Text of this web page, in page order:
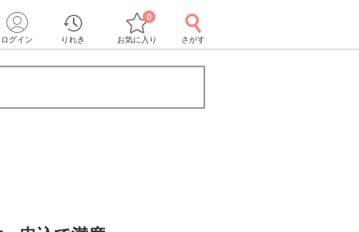
ログイン りれき お気に入り
0
さがす